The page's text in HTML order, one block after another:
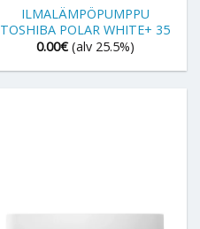
ILMALÄMPÖPUMPPU
TOSHIBA POLAR WHITE+ 35
0.00€ (alv 25.5%)